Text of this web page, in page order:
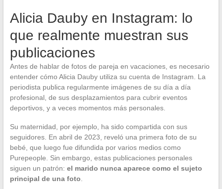
Alicia Dauby en Instagram: lo
que realmente muestran sus
publicaciones
Antes de hablar de fotos de pareja en vacaciones, es necesario
entender cómo Alicia Dauby utiliza su cuenta de Instagram. La
periodista publica regularmente imágenes de su día a día
profesional, de sus desplazamientos para cubrir eventos
deportivos, y a veces momentos más personales.
Su maternidad, por ejemplo, ha sido compartida con sus
seguidores. En abril de 2023, reveló una primera foto de su
bebé, que luego fue difundida por varios medios como
Purepeople. Sin embargo, estas publicaciones personales
siguen un patrón: el marido nunca aparece como el sujeto
principal de una foto